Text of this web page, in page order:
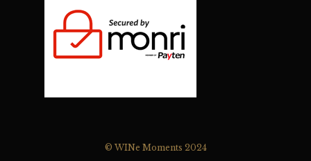
© WINe Moments 2024